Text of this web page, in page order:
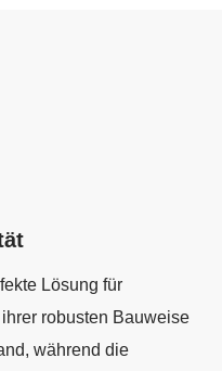
Lösung für
robusten Bauweise
während die